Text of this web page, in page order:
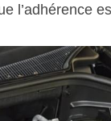
l’adhérence